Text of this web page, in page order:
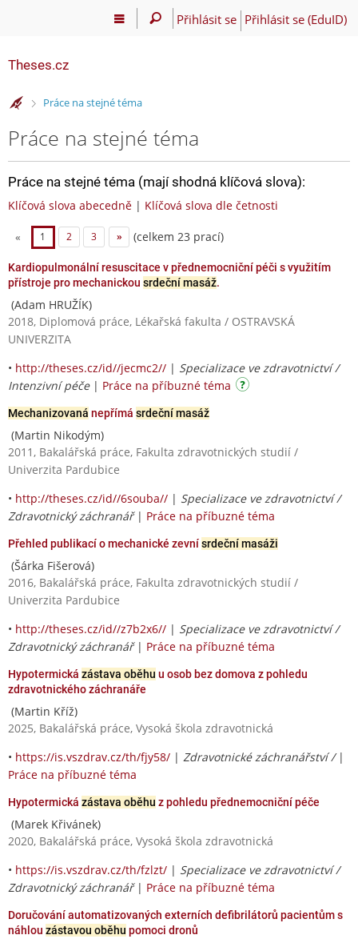
Přihlásit se Přihlásit se (EduID)
Theses.cz
>Práce na stejné téma
Práce na stejné téma
Práce na stejné téma (mají shodná klíčová slova):
Klíčová slova abecedně | Klíčová slova dle četnosti
« 1 2 3 » (celkem 23 prací)
Kardiopulmonální resuscitace v přednemocniční péči s využitím
přístroje pro mechanickou srdeční masáž.
(Adam HRUŽÍK)
2018, Diplomová práce, Lékařská fakulta / OSTRAVSKÁ
UNIVERZITA
• http://theses.cz/id//jecmc2// | Specializace ve zdravotnictví /
Intenzivní péče| Práce na příbuzné téma
Mechanizovaná nepřímá srdeční masáž
(Martin Nikodým)
2011, Bakalářská práce, Fakulta zdravotnických studií /
Univerzita Pardubice
• http://theses.cz/id//6souba// | Specializace ve zdravotnictví /
Zdravotnický záchranář| Práce na příbuzné téma
Přehled publikací o mechanické zevnísrdeční masáži
(Šárka Fišerová)
2016, Bakalářská práce, Fakulta zdravotnických studií /
Univerzita Pardubice
• http://theses.cz/id//z7b2x6// | Specializace ve zdravotnictví /
Zdravotnický záchranář| Práce na příbuzné téma
Hypotermická zástava oběhu u osob bez domova z pohledu
zdravotnického záchranáře
(Martin Kříž)
2025, Bakalářská práce, Vysoká škola zdravotnická
• https://is.vszdrav.cz/th/fjy58/ | Zdravotnické záchranářství / |
Práce na příbuzné téma
Hypotermická zástava oběhu z pohledu přednemocniční péče
(Marek Křivánek)
2020, Bakalářská práce, Vysoká škola zdravotnická
• https://is.vszdrav.cz/th/fzlzt/ | Specializace ve zdravotnictví /
Zdravotnický záchranář| Práce na příbuzné téma
Doručování automatizovaných externích defibrilátorů pacientům s
náhlou zástavou oběhu pomoci dronů